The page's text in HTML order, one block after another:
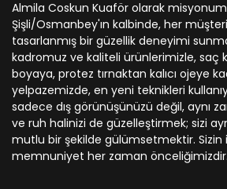
Almila Coskun Kuaför olarak
Şişli/Osmanbey'ın kalbinde, her
tasarlanmış bir güzellik deneyimi
kadromuz ve kaliteli ürünlerimizle, saç
boyaya, protez tırnaktan kalıcı ojeye
yelpazemizde, en yeni teknikleri
sadece dış görünüşünüzü değil, aynı
ve ruh halinizi de güzelleştirmek; sizi
mutlu bir şekilde gülümsetmektir. Sizin
memnuniyet her zaman önceliğimizdir.